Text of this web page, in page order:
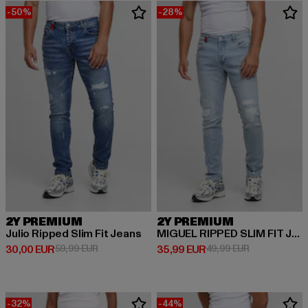
-50%
2Y PREMIUM
Julio Ripped Slim Fit Jeans
30,00 EUR
Derzeitiger Preis: 30,00 EUR
59,99 EURAktionspreis: 59,99 EUR
-28%
2Y PREMIUM
MIGUEL RIPPED SLIM FIT JEANS
35,99 EUR
Derzeitiger Preis: 35,99 EUR
49,99 EURAktionspreis:
-32% -44%